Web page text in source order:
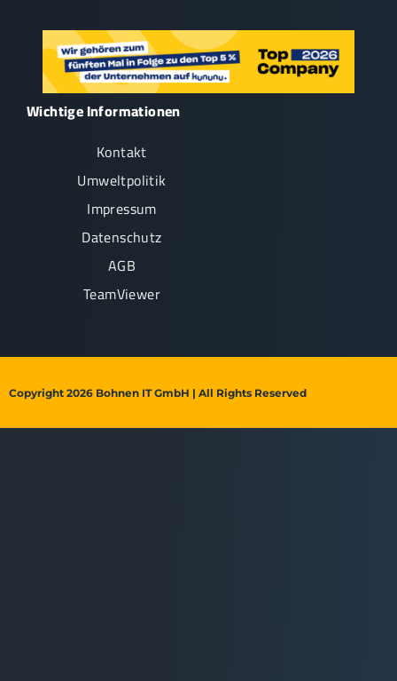
Wichtige Informationen
Kontakt
Umweltpolitik
Impressum
Datenschutz
AGB
TeamViewer
Copyright 2026 Bohnen IT GmbH | All Rights Reserved